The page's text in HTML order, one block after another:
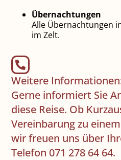
Übernachtungen
Alle Übernachtungen
im Zelt.
Weitere
Gerne informiert Sie
diese Reise. Ob
Vereinbarung zu
wir freuen uns über
Telefon 071 278 64 64.